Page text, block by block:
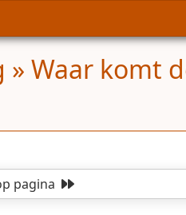
» Waar komt
pagina